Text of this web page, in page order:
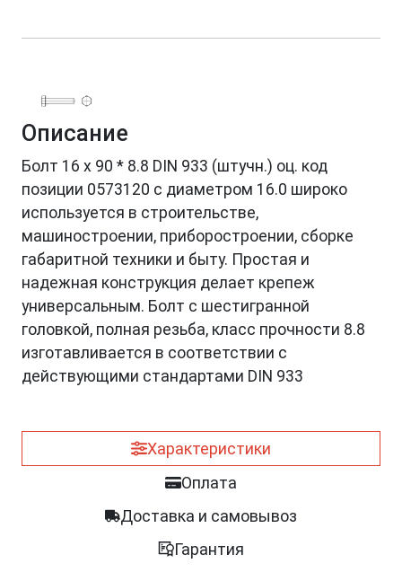
Описание
Болт 16 х 90 * 8.8 DIN 933 (штучн.) оц. код
позиции 0573120 с диаметром 16.0 широко
используется в строительстве,
машиностроении, приборостроении, сборке
габаритной техники и быту. Простая и
надежная конструкция делает крепеж
универсальным. Болт с шестигранной
головкой, полная резьба, класс прочности 8.8
изготавливается в соответствии с
действующими стандартами DIN 933
Характеристики
Оплата
Доставка и самовывоз
Гарантия